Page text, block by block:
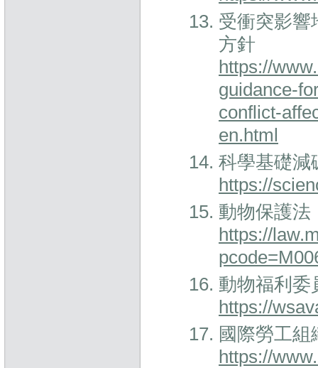
受衝突影響
方針
https://
guidance-
conflict-
en.html
科學基礎減
https://
動物保護法
https://
動物福利委
https://
國際勞工組
https://